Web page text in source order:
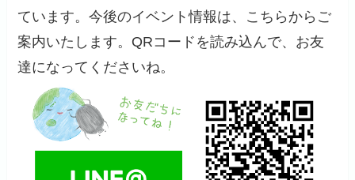
ています。今後のイベント情報は、こちらからご
案内いたします。QRコードを読み込んで、お友
達になってくださいね。